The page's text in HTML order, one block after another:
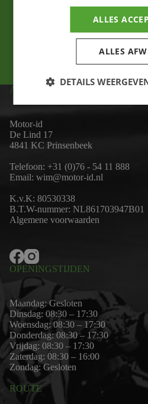
ADRES
Motor-id
De Lind 17
4841 KC Prinsenbeek
Telefoon: +31 (0)76 - 54 11 888
Email: wim@motor-id.nl
K.v.K: 80530338
B.T.W-nummer: NL861703947B01
Algemene voorwaarden
OPENINGSTIJDEN
Maandag: Gesloten
Dinsdag: 08:30 – 17:30
Woensdag: 08:30 – 17:30
Donderdag: 08:30 – 17:30
Vrijdag: 08:30 – 17:30
Zaterdag: 08:30 – 16:00
Zondag: Gesloten
ROUTE
ALLES
ALLES
DETAILS